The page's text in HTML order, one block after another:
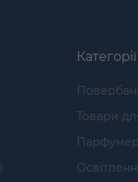
Категорії
Товари